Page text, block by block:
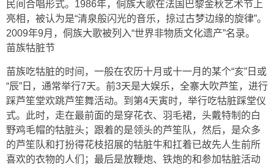
民间合唱形式。1986年，侗族大歌在法国巴黎金秋艺术节上
亮相，被认为是“清泉般闪光的音乐，掠过古梦边缘的旋律”。
2009年9月，侗族大歌被列入“世界非物质文化遗产”名录。
苗族牯脏节
苗族吃牯脏的时间，一般在农历十月或十一月的某个“亥”日或
“辰”日，通常举行7天。前3天是大娱乐，全寨大吹芦笙，进行
踩芦笙堂欢跳芦笙舞活动。到第4天寅时，举行吃牯脏踩堂仪
式。此时，走在最前面的是穿花衣、羽毛裙，头戴特制的白
野鸡毛帽的牯脏头；跟着的是领头的芦笙队，然后，是众多
的芦笙队和打扮得花枝招展的牯脏牛和扛着已故先人生前所
喜欢的衣物的人们；最后是放鞭炮、铁炮的和参加牯脏活动